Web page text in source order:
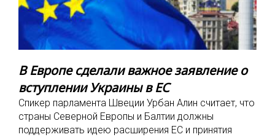
В Европе сделали важное заявление о
вступлении Украины в ЕС
Спикер парламента Швеции Урбан Алин считает, что
страны Северной Европы и Балтии должны
поддерживать идею расширения ЕС и принятия